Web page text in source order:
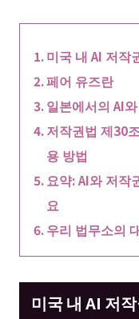
미국 내 AI 저작
페어 유즈란
일본에서의 AI
저작권법 제30
용 방법
요약: AI와 저작
요
우리 법무소의
미국 내 AI 저